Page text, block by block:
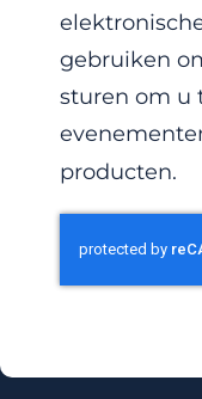
gebruiken
sturen om u
producten.